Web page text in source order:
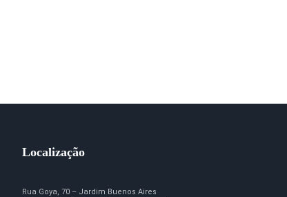
Localização
Rua Goya, 70 – Jardim Buenos Aires